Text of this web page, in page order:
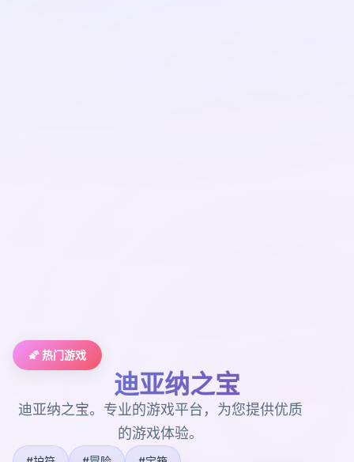
🌠 热门游戏
迪亚纳之宝
迪亚纳之宝。专业的游戏平台，为您提供优质
的游戏体验。